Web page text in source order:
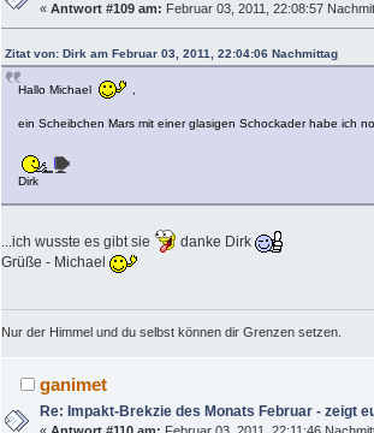
«Antwort #109 am: Februar 03, 2011, 22:08:57
Zitat von: Dirk am Februar 03, 2011, 22:04:06 Nachmittag
Hallo Michael
ein Scheibchen Mars mit einer glasigen Schockader habe ich
Dirk
...ich wusste es gibt sie
danke Dirk
Grüße - Michael
Nur der Himmel und du selbst können dir Grenzen setzen.
ganimet
Re: Impakt-Brekzie des Monats Februar - zeigt
«Antwort #110 am: Februar 03, 2011, 22:11:46